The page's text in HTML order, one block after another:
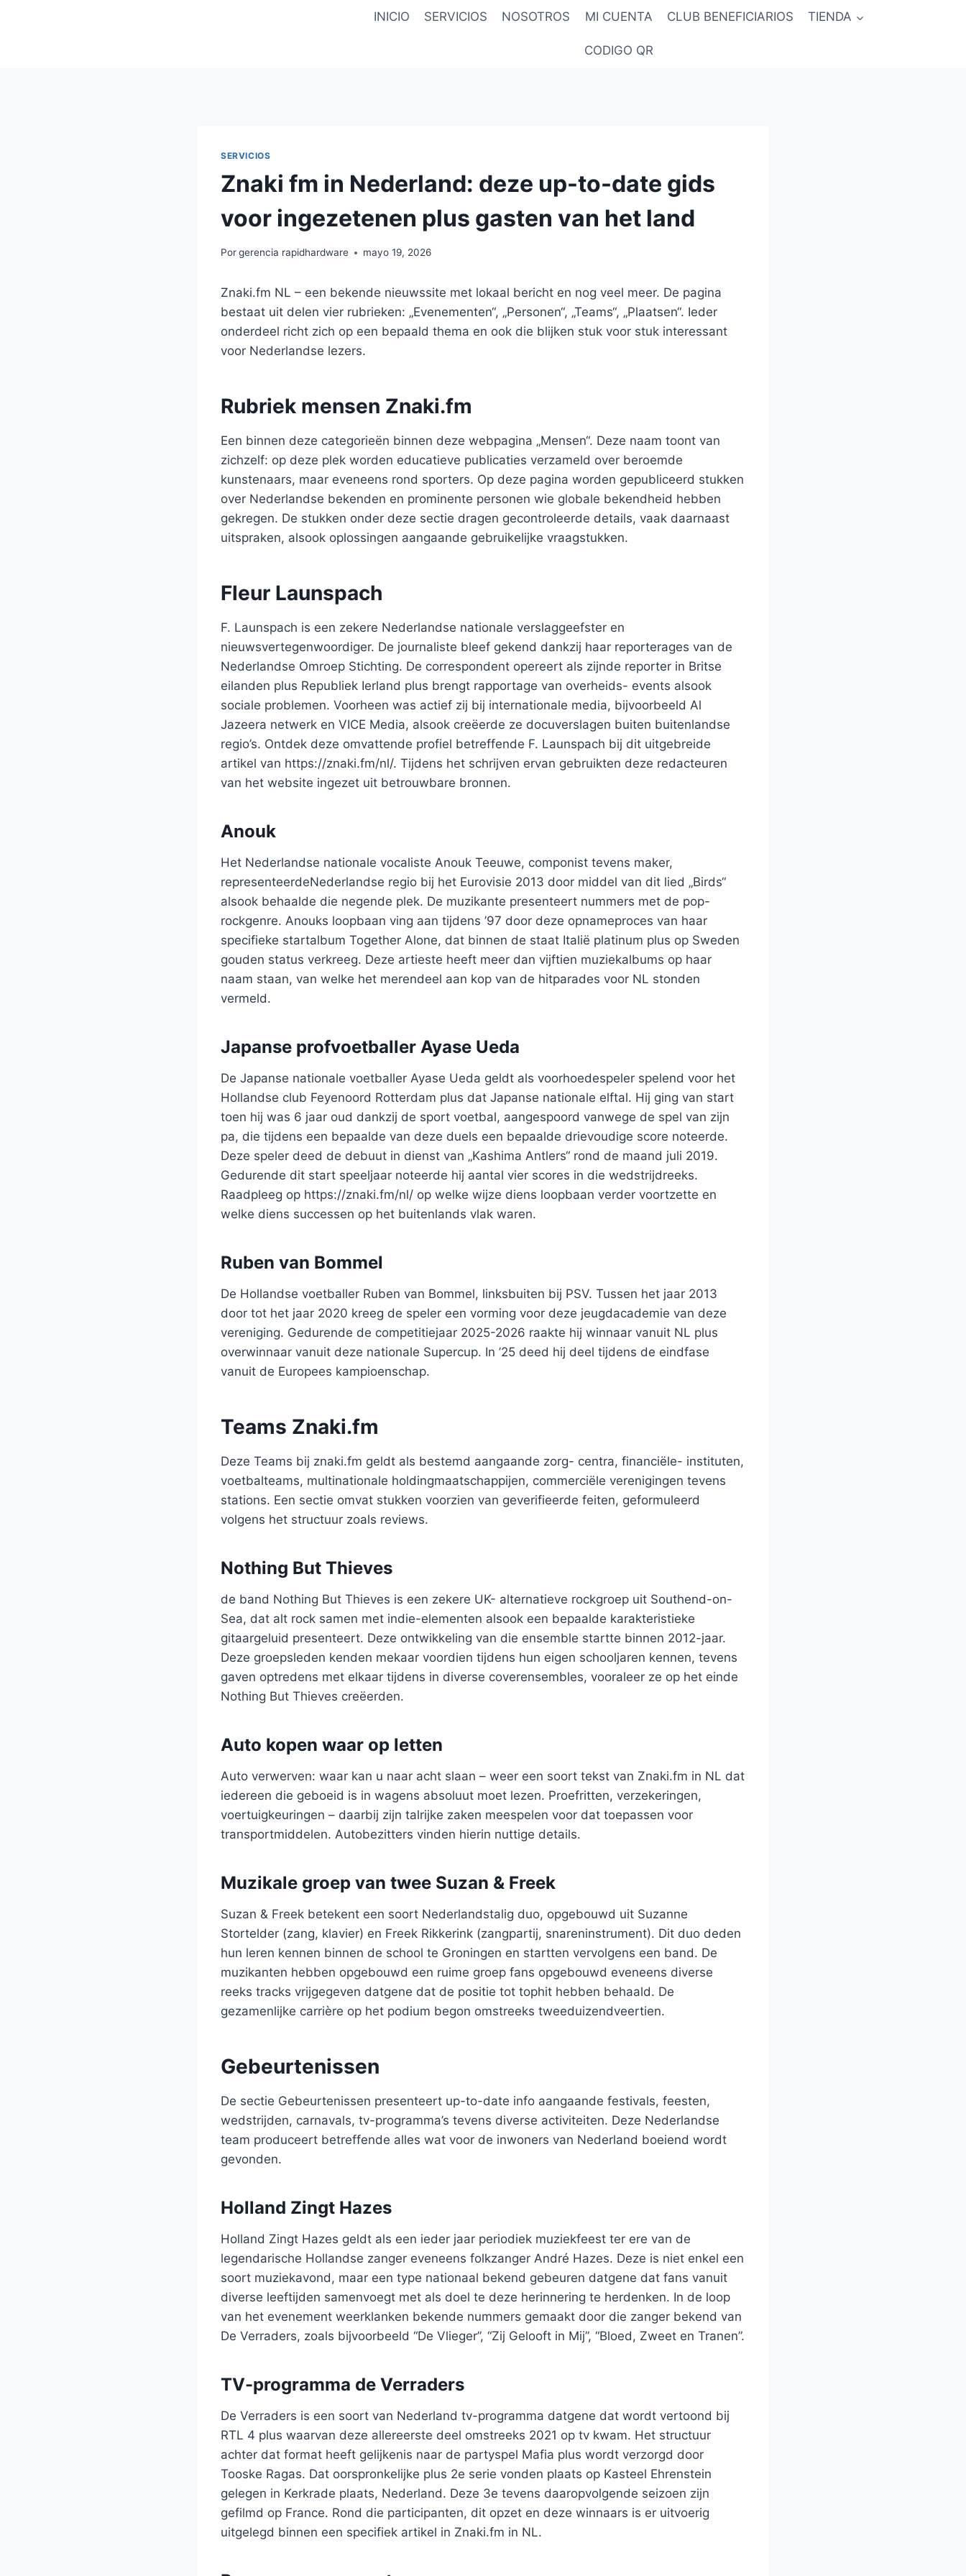
INICIO SERVICIOS NOSOTROS MI CUENTA CLUB BENEFICIARIOS TIENDA
CODIGO QR
SERVICIOS
Znaki fm in Nederland: deze up-to-date gids
voor ingezetenen plus gasten van het land
Porgerencia rapidhardware mayo 19, 2026
Znaki.fm NL – een bekende nieuwssite met lokaal bericht en nog veel meer. De pagina
bestaat uit delen vier rubrieken: „Evenementen“, „Personen“, „Teams“, „Plaatsen“. Ieder
onderdeel richt zich op een bepaald thema en ook die blijken stuk voor stuk interessant
voor Nederlandse lezers.
Rubriek mensen Znaki.fm
Een binnen deze categorieën binnen deze webpagina „Mensen“. Deze naam toont van
zichzelf: op deze plek worden educatieve publicaties verzameld over beroemde
kunstenaars, maar eveneens rond sporters. Op deze pagina worden gepubliceerd stukken
over Nederlandse bekenden en prominente personen wie globale bekendheid hebben
gekregen. De stukken onder deze sectie dragen gecontroleerde details, vaak daarnaast
uitspraken, alsook oplossingen aangaande gebruikelijke vraagstukken.
Fleur Launspach
F. Launspach is een zekere Nederlandse nationale verslaggeefster en
nieuwsvertegenwoordiger. De journaliste bleef gekend dankzij haar reporterages van de
Nederlandse Omroep Stichting. De correspondent opereert als zijnde reporter in Britse
eilanden plus Republiek Ierland plus brengt rapportage van overheids- events alsook
sociale problemen. Voorheen was actief zij bij internationale media, bijvoorbeeld Al
Jazeera netwerk en VICE Media, alsook creëerde ze docuverslagen buiten buitenlandse
regio’s. Ontdek deze omvattende profiel betreffende F. Launspach bij dit uitgebreide
artikel van https://znaki.fm/nl/. Tijdens het schrijven ervan gebruikten deze redacteuren
van het website ingezet uit betrouwbare bronnen.
Anouk
Het Nederlandse nationale vocaliste Anouk Teeuwe, componist tevens maker,
representeerdeNederlandse regio bij het Eurovisie 2013 door middel van dit lied „Birds“
alsook behaalde die negende plek. De muzikante presenteert nummers met de pop-
rockgenre. Anouks loopbaan ving aan tijdens ’97 door deze opnameproces van haar
specifieke startalbum Together Alone, dat binnen de staat Italië platinum plus op Sweden
gouden status verkreeg. Deze artieste heeft meer dan vijftien muziekalbums op haar
naam staan, van welke het merendeel aan kop van de hitparades voor NL stonden
vermeld.
Japanse profvoetballer Ayase Ueda
De Japanse nationale voetballer Ayase Ueda geldt als voorhoedespeler spelend voor het
Hollandse club Feyenoord Rotterdam plus dat Japanse nationale elftal. Hij ging van start
toen hij was 6 jaar oud dankzij de sport voetbal, aangespoord vanwege de spel van zijn
pa, die tijdens een bepaalde van deze duels een bepaalde drievoudige score noteerde.
Deze speler deed de debuut in dienst van „Kashima Antlers“ rond de maand juli 2019.
Gedurende dit start speeljaar noteerde hij aantal vier scores in die wedstrijdreeks.
Raadpleeg op https://znaki.fm/nl/ op welke wijze diens loopbaan verder voortzette en
welke diens successen op het buitenlands vlak waren.
Ruben van Bommel
De Hollandse voetballer Ruben van Bommel, linksbuiten bij PSV. Tussen het jaar 2013
door tot het jaar 2020 kreeg de speler een vorming voor deze jeugdacademie van deze
vereniging. Gedurende de competitiejaar 2025-2026 raakte hij winnaar vanuit NL plus
overwinnaar vanuit deze nationale Supercup. In ’25 deed hij deel tijdens de eindfase
vanuit de Europees kampioenschap.
Teams Znaki.fm
Deze Teams bij znaki.fm geldt als bestemd aangaande zorg- centra, financiële- instituten,
voetbalteams, multinationale holdingmaatschappijen, commerciële verenigingen tevens
stations. Een sectie omvat stukken voorzien van geverifieerde feiten, geformuleerd
volgens het structuur zoals reviews.
Nothing But Thieves
de band Nothing But Thieves is een zekere UK- alternatieve rockgroep uit Southend-on-
Sea, dat alt rock samen met indie-elementen alsook een bepaalde karakteristieke
gitaargeluid presenteert. Deze ontwikkeling van die ensemble startte binnen 2012-jaar.
Deze groepsleden kenden mekaar voordien tijdens hun eigen schooljaren kennen, tevens
gaven optredens met elkaar tijdens in diverse coverensembles, vooraleer ze op het einde
Nothing But Thieves creëerden.
Auto kopen waar op letten
Auto verwerven: waar kan u naar acht slaan – weer een soort tekst van Znaki.fm in NL dat
iedereen die geboeid is in wagens absoluut moet lezen. Proefritten, verzekeringen,
voertuigkeuringen – daarbij zijn talrijke zaken meespelen voor dat toepassen voor
transportmiddelen. Autobezitters vinden hierin nuttige details.
Muzikale groep van twee Suzan & Freek
Suzan & Freek betekent een soort Nederlandstalig duo, opgebouwd uit Suzanne
Stortelder (zang, klavier) en Freek Rikkerink (zangpartij, snareninstrument). Dit duo deden
hun leren kennen binnen de school te Groningen en startten vervolgens een band. De
muzikanten hebben opgebouwd een ruime groep fans opgebouwd eveneens diverse
reeks tracks vrijgegeven datgene dat de positie tot tophit hebben behaald. De
gezamenlijke carrière op het podium begon omstreeks tweeduizendveertien.
Gebeurtenissen
De sectie Gebeurtenissen presenteert up-to-date info aangaande festivals, feesten,
wedstrijden, carnavals, tv-programma’s tevens diverse activiteiten. Deze Nederlandse
team produceert betreffende alles wat voor de inwoners van Nederland boeiend wordt
gevonden.
Holland Zingt Hazes
Holland Zingt Hazes geldt als een ieder jaar periodiek muziekfeest ter ere van de
legendarische Hollandse zanger eveneens folkzanger André Hazes. Deze is niet enkel een
soort muziekavond, maar een type nationaal bekend gebeuren datgene dat fans vanuit
diverse leeftijden samenvoegt met als doel te deze herinnering te herdenken. In de loop
van het evenement weerklanken bekende nummers gemaakt door die zanger bekend van
De Verraders, zoals bijvoorbeeld “De Vlieger”, “Zij Gelooft in Mij”, “Bloed, Zweet en Tranen”.
TV-programma de Verraders
De Verraders is een soort van Nederland tv-programma datgene dat wordt vertoond bij
RTL 4 plus waarvan deze allereerste deel omstreeks 2021 op tv kwam. Het structuur
achter dat format heeft gelijkenis naar de partyspel Mafia plus wordt verzorgd door
Tooske Ragas. Dat oorspronkelijke plus 2e serie vonden plaats op Kasteel Ehrenstein
gelegen in Kerkrade plaats, Nederland. Deze 3e tevens daaropvolgende seizoen zijn
gefilmd op France. Rond die participanten, dit opzet en deze winnaars is er uitvoerig
uitgelegd binnen een specifiek artikel in Znaki.fm in NL.